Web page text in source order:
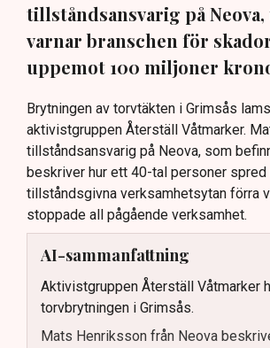
tillståndsansvarig på
varnar branschen för
uppemot 100 miljoner
Brytningen av torvtäkten i Grimsås
aktivistgruppen Återställ Våtmarker.
tillståndsansvarig på Neova, som
beskriver hur ett 40-tal personer
tillståndsgivna verksamhetsytan förra
stoppade all pågående verksamhet.
AI-sammanfattning
Aktivistgruppen Återställ Våtmarker
torvbrytningen i Grimsås.
Mats Henriksson från Neova